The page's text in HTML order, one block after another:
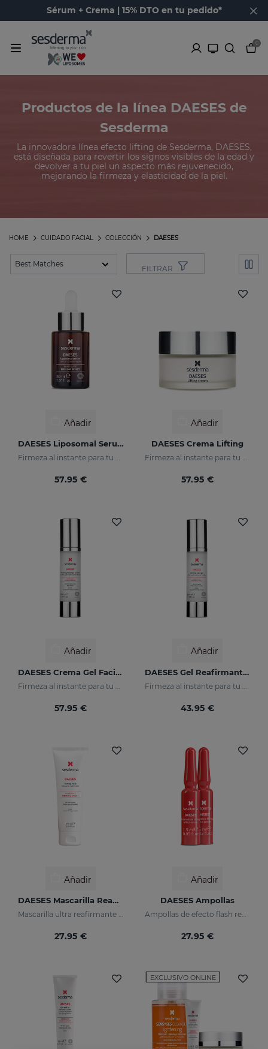
Sérum + Crema | 15% DTO en tu pedido*
0
Productos de la línea DAESES de
Sesderma
La innovadora línea efecto lifting de Sesderma, DAESES,
está diseñada para revertir los signos visibles de la edad y
devolver a tu piel un aspecto más rejuvenecido,
mejorando la firmeza y elasticidad de la piel.
DAESES
COLECCIÓN
CUIDADO FACIAL
HOME
FILTRAR
Añadir
DAESES Liposomal Serum
Firmeza al instante para tu piel
57.95 €
Añadir
DAESES Crema Lifting
Firmeza al instante para tu piel
57.95 €
Añadir
DAESES Crema Gel Facial Reafirmante
57.95 €
Añadir
DAESES Gel Reafirmante De Cuello
43.95 €
Añadir
DAESES Mascarilla Reafirmante
Mascarilla ultra reafirmante semanal
27.95 €
Añadir
DAESES Ampollas
Ampollas de efecto flash reafirmante
27.95 €
EXCLUSIVO ONLINE